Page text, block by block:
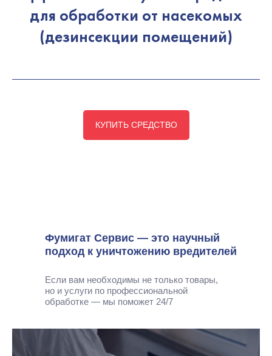
для обработки от насекомых
(дезинсекции помещений)
КУПИТЬ СРЕДСТВО
Если вам необходимы не только товары,
но и услуги по профессиональной
обработке — мы поможет 24/7
Фумигат Сервис — это научный
подход к уничтожению вредителей